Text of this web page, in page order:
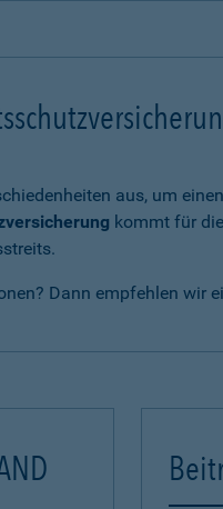
aus, um
kommt für
Dann empfehlen wir